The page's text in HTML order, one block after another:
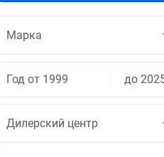
Дилерский центр